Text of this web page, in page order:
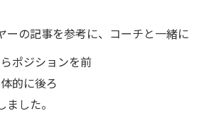
ーの記事を参考に、コーチと一緒に
ポジションを前
的に後ろ
した。